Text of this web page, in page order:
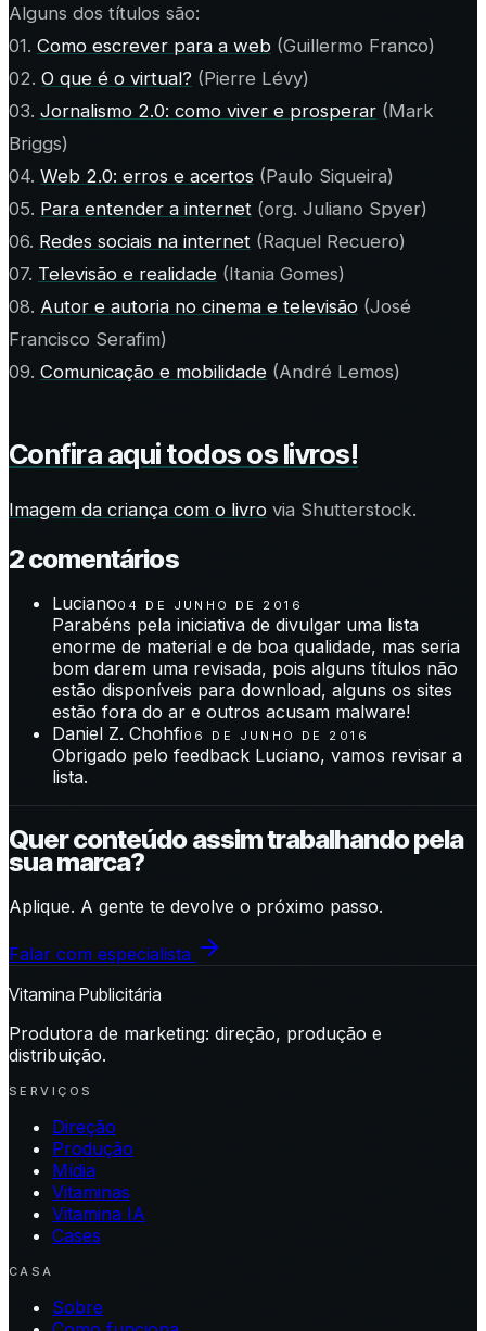
Alguns dos títulos são:
01. Como escrever para a web (Guillermo Franco)
02. O que é o virtual? (Pierre Lévy)
03. Jornalismo 2.0: como viver e prosperar (Mark
Briggs)
04. Web 2.0: erros e acertos (Paulo Siqueira)
05. Para entender a internet (org. Juliano Spyer)
06. Redes sociais na internet (Raquel Recuero)
07. Televisão e realidade (Itania Gomes)
08. Autor e autoria no cinema e televisão (José
Francisco Serafim)
09. Comunicação e mobilidade (André Lemos)
Confira aqui todos os livros!
Imagem da criança com o livro via Shutterstock.
2comentários
Luciano04 DE JUNHO DE 2016
Parabéns pela iniciativa de divulgar uma lista
enorme de material e de boa qualidade, mas seria
bom darem uma revisada, pois alguns títulos não
estão disponíveis para download, alguns os sites
estão fora do ar e outros acusam malware!
Daniel Z. Chohfi06 DE JUNHO DE 2016
Obrigado pelo feedback Luciano, vamos revisar a
lista.
Quer conteúdo assim trabalhando pela
sua marca?
Aplique. A gente te devolve o próximo passo.
Falar com especialista
Vitamina Publicitária
Produtora de marketing: direção, produção e
distribuição.
SERVIÇOS
Direção
Produção
Mídia
Vitaminas
Vitamina IA
Cases
CASA
Sobre